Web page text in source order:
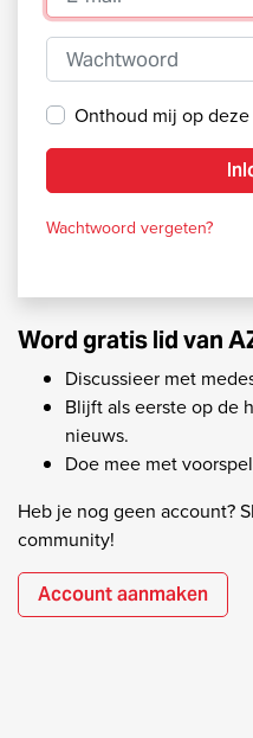
Wachtwoord
Onthoud mij op
Wachtwoord vergeten?
Word gratis lid van
Discussieer met
Blijft als eerste op de
nieuws.
Doe mee met
Heb je nog geen account?
community!
Account aanmaken